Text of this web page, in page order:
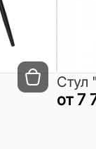
Стул
от 7